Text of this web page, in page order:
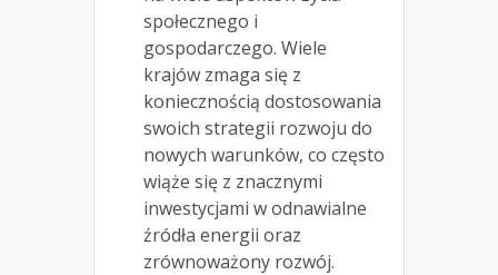
społecznego i
gospodarczego. Wiele
krajów zmaga się z
koniecznością dostosowania
swoich strategii rozwoju do
nowych warunków, co często
wiąże się z znacznymi
inwestycjami w odnawialne
źródła energii oraz
zrównoważony rozwój.